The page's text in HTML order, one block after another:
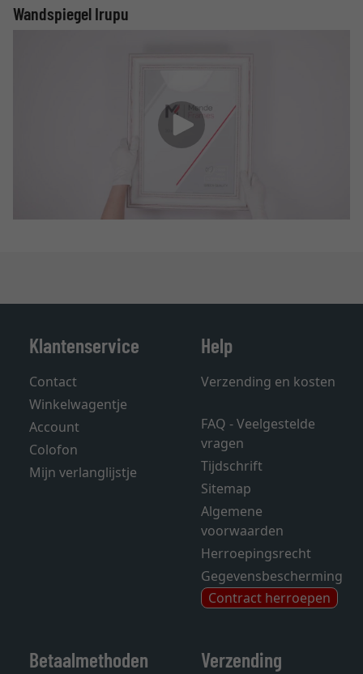
Wandspiegel Irupu
Klantenservice
Contact
Winkelwagentje
Account
Colofon
Mijn verlanglijstje
Help
Verzending en kosten
FAQ - Veelgestelde
vragen
Tijdschrift
Sitemap
Algemene
voorwaarden
Herroepingsrecht
Gegevensbescherming
Contract herroepen
Betaalmethoden Verzending